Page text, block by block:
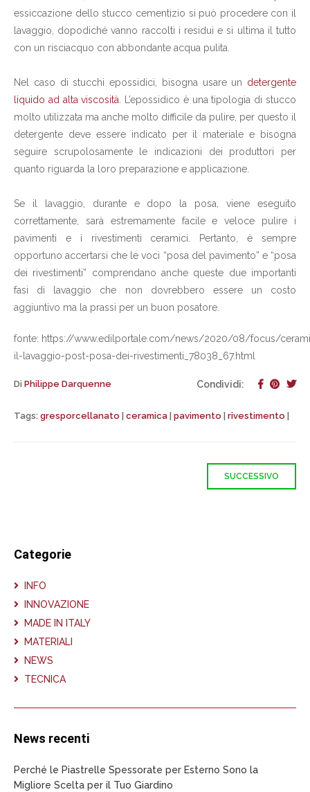
essiccazione dello stucco cementizio si può procedere con il
lavaggio, dopodiché vanno raccolti i residui e si ultima il tutto
con un risciacquo con abbondante acqua pulita.
Nel caso di stucchi epossidici, bisogna usare un detergente
liquido ad alta viscosità . L’epossidico è una tipologia di stucco
molto utilizzata ma anche molto difficile da pulire, per questo il
detergente deve essere indicato per il materiale e bisogna
seguire scrupolosamente le indicazioni dei produttori per
quanto riguarda la loro preparazione e applicazione.
Se il lavaggio, durante e dopo la posa, viene eseguito
correttamente, sarà estremamente facile e veloce pulire i
pavimenti e i rivestimenti ceramici. Pertanto, è sempre
opportuno accertarsi che le voci “posa del pavimento” e “posa
dei rivestimenti” comprendano anche queste due importanti
fasi di lavaggio che non dovrebbero essere un costo
aggiuntivo ma la prassi per un buon posatore.
fonte: https://www.edilportale.com/news/2020/08/focus/
il-lavaggio-post-posa-dei-rivestimenti_78038_67.html
Di Philippe Darquenne Condividi:
Tags: gresporcellanato ceramica pavimento rivestimento
SUCCESSIVO
Categorie
INFO
INNOVAZIONE
MADE IN ITALY
MATERIALI
NEWS
TECNICA
News recenti
Perché le Piastrelle Spessorate per Esterno Sono la
Migliore Scelta per il Tuo Giardino